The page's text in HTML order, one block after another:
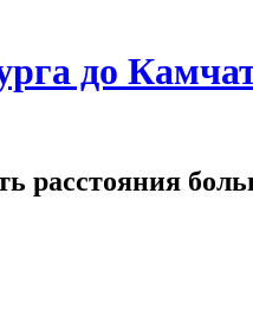
до
расстояния